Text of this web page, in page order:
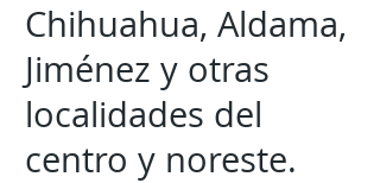
Chihuahua, Aldama,
Jiménez y otras
localidades del
centro y noreste.